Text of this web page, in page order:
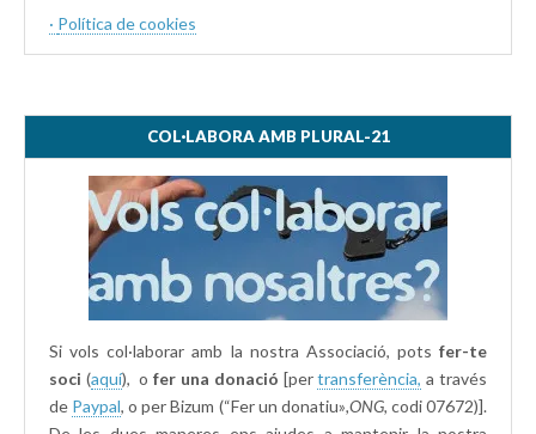
· Política de cookies
COL·LABORA AMB PLURAL-21
Si vols col·laborar amb la nostra Associació, pots fer-te
soci (aquí), ofer una donació [pertransferència, a través
de Paypal, o per Bizum (“Fer un donatiu»,ONG, codi 07672)].